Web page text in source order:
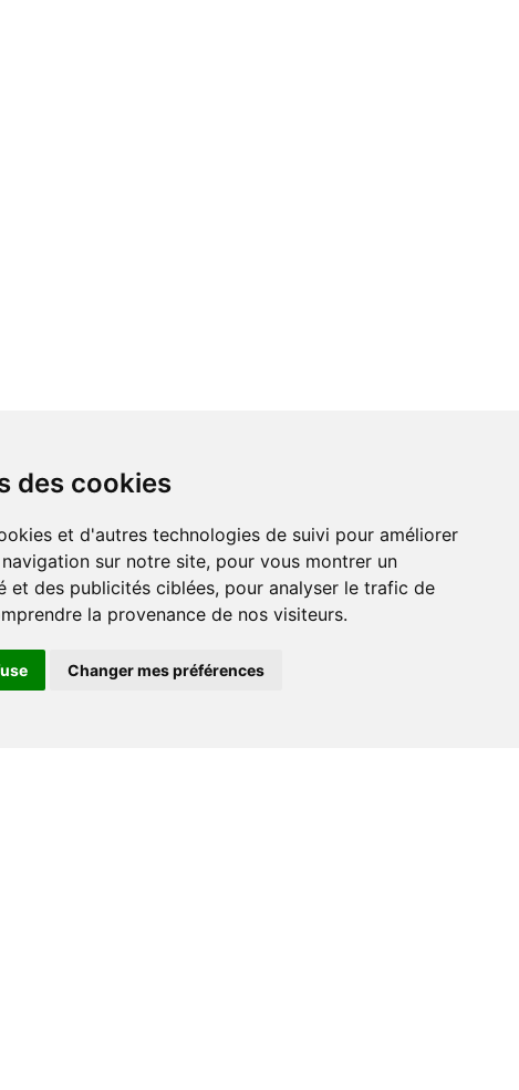
des cookies
sur notre site, pour vous montrer un
et des publicités ciblées, pour analyser le trafic de
la provenance de nos visiteurs.
Changer mes préférences